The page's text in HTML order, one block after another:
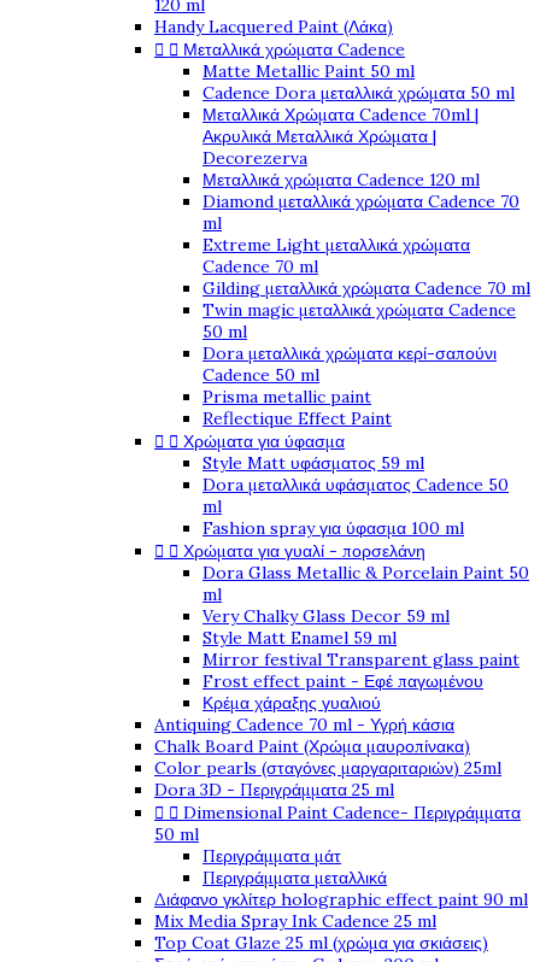
120 ml
Handy Lacquered Paint (Λάκα)
  Μεταλλικά χρώματα Cadence
Matte Metallic Paint 50 ml
Cadence Dora μεταλλικά χρώματα 50 ml
Μεταλλικά Χρώματα Cadence 70ml |
Ακρυλικά Μεταλλικά Χρώματα |
Decorezerva
Μεταλλικά χρώματα Cadence 120 ml
Diamond μεταλλικά χρώματα Cadence 70
ml
Extreme Light μεταλλικά χρώματα
Cadence 70 ml
Gilding μεταλλικά χρώματα Cadence 70 ml
Twin magic μεταλλικά χρώματα Cadence
50 ml
Dora μεταλλικά χρώματα κερί-σαπούνι
Cadence 50 ml
Prisma metallic paint
Reflectique Effect Paint
  Χρώματα για ύφασμα
Style Matt υφάσματος 59 ml
Dora μεταλλικά υφάσματος Cadence 50
ml
Fashion spray για ύφασμα 100 ml
  Χρώματα για γυαλί - πορσελάνη
Dora Glass Metallic & Porcelain Paint 50
ml
Very Chalky Glass Decor 59 ml
Style Matt Enamel 59 ml
Mirror festival Transparent glass paint
Frost effect paint - Εφέ παγωμένου
Κρέμα χάραξης γυαλιού
Antiquing Cadence 70 ml - Υγρή κάσια
Chalk Board Paint (Χρώμα μαυροπίνακα)
Color pearls (σταγόνες μαργαριταριών) 25ml
Dora 3D - Περιγράμματα 25 ml
  Dimensional Paint Cadence- Περιγράμματα
50 ml
Περιγράμματα μάτ
Περιγράμματα μεταλλικά
Διάφανο γκλίτερ holographic effect paint 90 ml
Mix Media Spray Ink Cadence 25 ml
Top Coat Glaze 25 ml (χρώμα για σκιάσεις)